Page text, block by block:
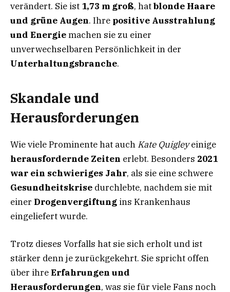
verändert. Sie ist 1,73 m groß, hatblonde Haare
und grüne Augen. Ihre positive Ausstrahlung
und Energiemachen sie zu einer
unverwechselbaren Persönlichkeit in der
Unterhaltungsbranche.
Skandale und
Herausforderungen
Wie viele Prominente hat auch Kate Quigleyeinige
herausfordernde Zeiten erlebt. Besonders 2021
war ein schwieriges Jahr, als sie eine schwere
Gesundheitskrise durchlebte, nachdem sie mit
einer Drogenvergiftung ins Krankenhaus
eingeliefert wurde.
Trotz dieses Vorfalls hat sie sich erholt und ist
stärker denn je zurückgekehrt. Sie spricht offen
über ihreErfahrungen und
Herausforderungen, was sie für viele Fans noch